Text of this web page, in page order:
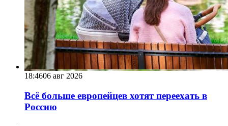
18:4606 авг 2026
Всё больше европейцев хотят переехать в
Россию